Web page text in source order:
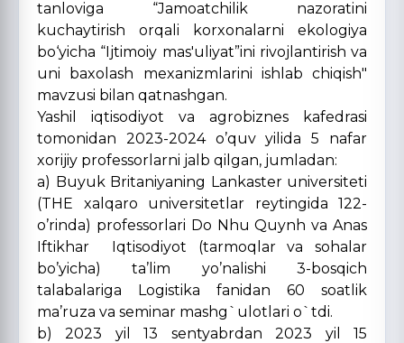
tanloviga “Jamoatchilik nazoratini
kuchaytirish orqali korxonalarni ekologiya
bo‘yicha “Ijtimoiy mas'uliyat”ini rivojlantirish va
uni baxolash mexanizmlarini ishlab chiqish"
mavzusi bilan qatnashgan.
Yashil iqtisodiyot va agrobiznes kafedrasi
tomonidan 2023-2024 o’quv yilida 5 nafar
xorijiy professorlarni jalb qilgan, jumladan:
a) Buyuk Britaniyaning Lankaster universiteti
(THE xalqaro universitetlar reytingida 122-
o’rinda) professorlari Do Nhu Quynh va Anas
Iftikhar Iqtisodiyot (tarmoqlar va sohalar
bo’yicha) ta’lim yo’nalishi 3-bosqich
talabalariga Logistika fanidan 60 soatlik
ma’ruza va seminar mashg`ulotlari o`tdi.
b) 2023 yil 13 sentyabrdan 2023 yil 15